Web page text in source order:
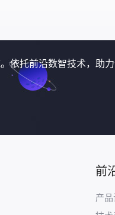
依托前沿数智技术，助
前
产品